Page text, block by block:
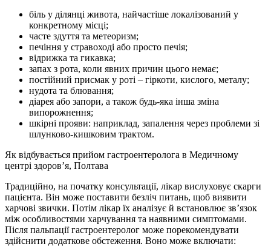
біль у ділянці живота, найчастіше локалізований у
конкретному місці;
часте здуття та метеоризм;
печіння у стравоході або просто печія;
відрижка та гикавка;
запах з рота, коли явних причин цього немає;
постійний присмак у роті – гіркоти, кислого, металу;
нудота та блювання;
діарея або запори, а також будь-яка інша зміна
випорожнення;
шкірні прояви: наприклад, запалення через проблеми зі
шлунково-кишковим трактом.
Як відбувається прийом гастроентеролога в Медичному
центрі здоров’я, Полтава
Традиційно, на початку консультації, лікар вислуховує скарги
пацієнта. Він може поставити безліч питань, щоб виявити
харчові звички. Потім лікар їх аналізує й встановлює зв’язок
між особливостями харчування та наявними симптомами.
Після пальпації гастроентеролог може порекомендувати
здійснити додаткове обстеження. Воно може включати: